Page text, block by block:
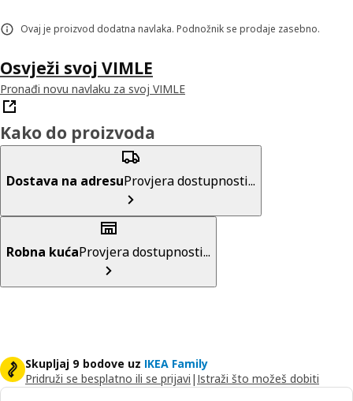
Ovaj je proizvod dodatna navlaka. Podnožnik se prodaje zasebno.
Osvježi svoj VIMLE
Pronađi novu navlaku za svoj VIMLE
Kako do proizvoda
Dostava na adresuProvjera dostupnosti...
Robna kućaProvjera dostupnosti...
Skupljaj 9 bodove uz IKEA Family
Pridruži se besplatno ili se prijavi | Istraži što možeš dobiti